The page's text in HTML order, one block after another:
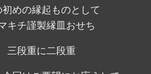
初めの縁起ものとして
キチ謹製縁皿おせち
三段重に二段重